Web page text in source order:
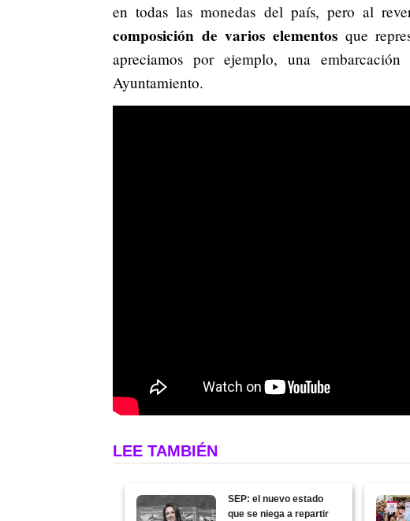
en todas las monedas del país, pero al
composición de varios elementosque
apreciamos por ejemplo, una
Ayuntamiento.
LEE TAMBIÉN
SEP: el nuevo estado
que se niega a repartir